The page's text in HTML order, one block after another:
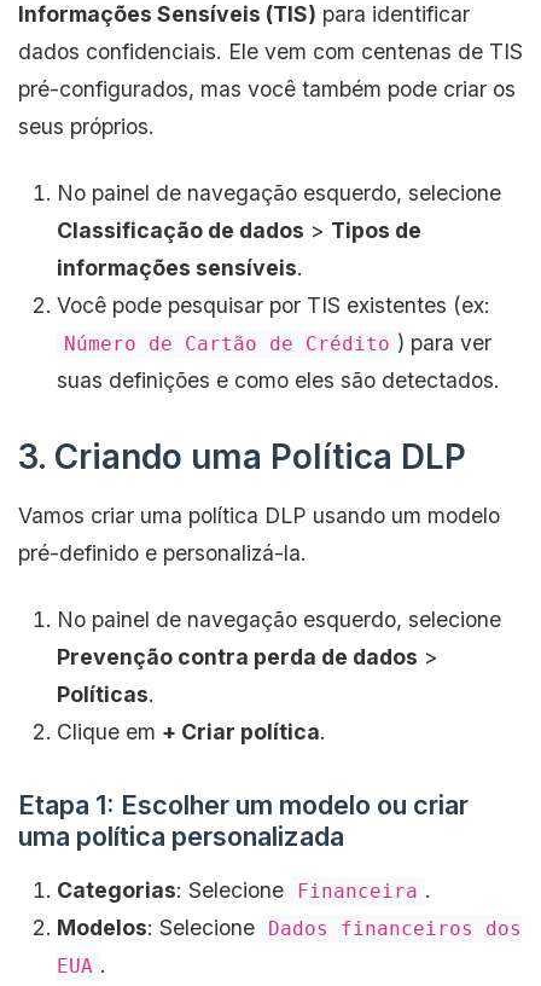
Informações Sensíveis (TIS) para identificar
dados confidenciais. Ele vem com centenas de TIS
pré-configurados, mas você também pode criar os
seus próprios.
No painel de navegação esquerdo, selecione
Classificação de dados > Tipos de
informações sensíveis.
Você pode pesquisar por TIS existentes (ex:
Número de Cartão de Crédito ) para ver
suas definições e como eles são detectados.
3. Criando uma Política DLP
Vamos criar uma política DLP usando um modelo
pré-definido e personalizá-la.
No painel de navegação esquerdo, selecione
Prevenção contra perda de dados >
Políticas.
Clique em + Criar política.
Etapa 1: Escolher um modelo ou criar
uma política personalizada
Categorias: Selecione Financeira .
Modelos: Selecione
Dados financeiros dos
EUA .